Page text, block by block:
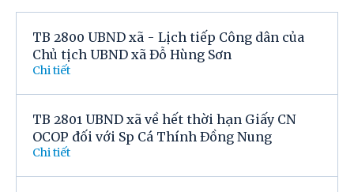
TB 2800 UBND xã - Lịch tiếp Công dân của
Chủ tịch UBND xã Đỗ Hùng Sơn
Chi tiết
TB 2801 UBND xã về hết thời hạn Giấy CN
OCOP đối với Sp Cá Thính Đồng Nung
Chi tiết